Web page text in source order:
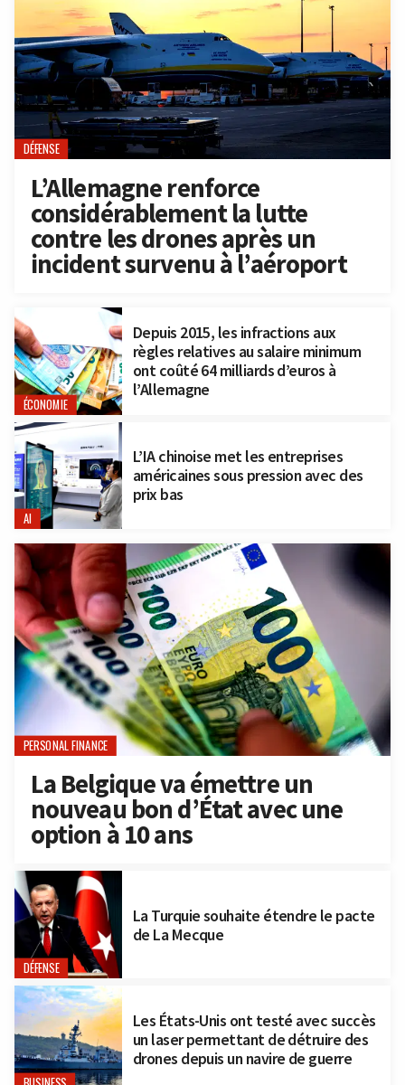
DÉFENSE
L’Allemagne renforce
considérablement la lutte
contre les drones après un
incident survenu à l’aéroport
ÉCONOMIE
Depuis 2015, les infractions aux
règles relatives au salaire minimum
ont coûté 64 milliards d’euros à
l’Allemagne
AI
L’IA chinoise met les entreprises
américaines sous pression avec des
prix bas
PERSONAL FINANCE
La Belgique va émettre un
nouveau bon d’État avec une
option à 10 ans
DÉFENSE
La Turquie souhaite étendre le pacte
de La Mecque
Les États-Unis ont testé avec succès
un laser permettant de détruire des
drones depuis un navire de guerre